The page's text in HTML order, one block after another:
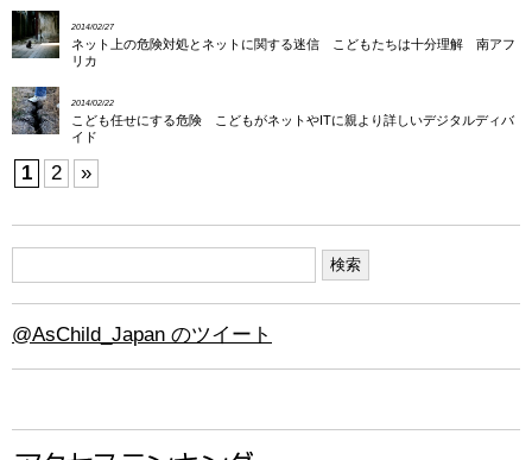
2014/02/27
ネット上の危険対処とネットに関する迷信 こどもたちは十分理解 南アフ
リカ
2014/02/22
こども任せにする危険 こどもがネットやITに親より詳しいデジタルディバ
イド
1 2 »
@AsChild_Japan のツイート